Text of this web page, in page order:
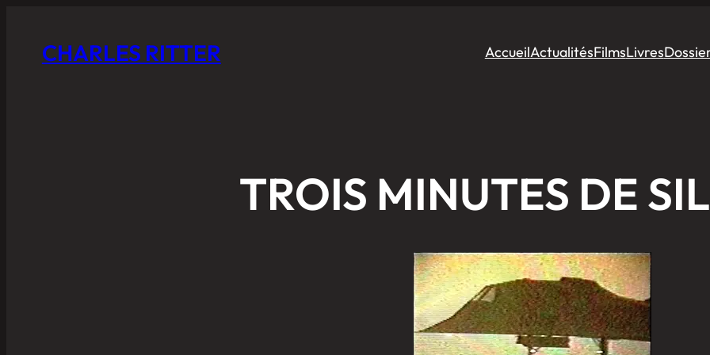
CHARLES RITTER AccueilActualitésFilmsLivres
TROIS MINUTES DE